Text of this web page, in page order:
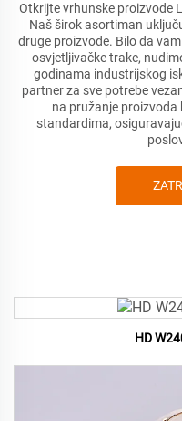
Otkrijte vrhunske proizvode
Naš širok asortiman
druge proizvode. Bilo da
osvjetljivačke trake,
godinama industrijskog
partner za sve potrebe
na pružanje
standardima,
HD